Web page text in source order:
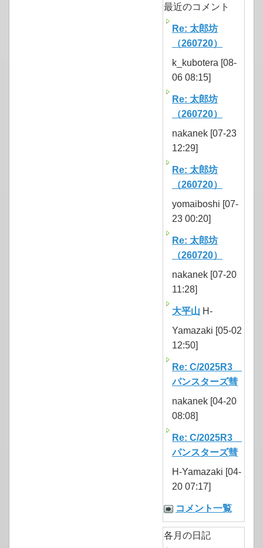
最近のコメント
Re: 太郎坊
（260720）
k_kubotera [08-
06 08:15]
Re: 太郎坊
（260720）
nakanek [07-23
12:29]
Re: 太郎坊
（260720）
yomaiboshi [07-
23 00:20]
Re: 太郎坊
（260720）
nakanek [07-20
11:28]
大平山 H-
Yamazaki [05-02
12:50]
Re: C/2025R3
パンスターズ彗
nakanek [04-20
08:08]
Re: C/2025R3
パンスターズ彗
H-Yamazaki [04-
20 07:17]
コメント一覧
各月の日記